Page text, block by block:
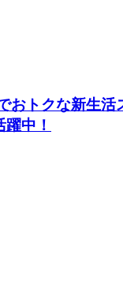
おトクな新生
中！